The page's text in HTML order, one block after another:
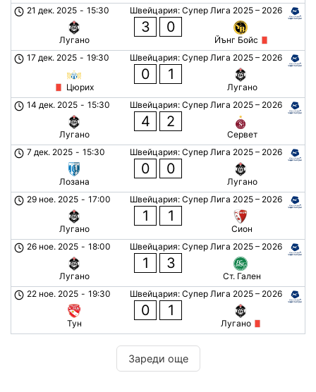
Швейцария: Супер Лига 2025 – 2026
21 дек. 2025 - 15:30
Лугано
3 0
Йънг Бойс
Швейцария: Супер Лига 2025 – 2026
17 дек. 2025 - 19:30
Цюрих
0 1
Лугано
Швейцария: Супер Лига 2025 – 2026
14 дек. 2025 - 15:30
Лугано
4 2
Сервет
Швейцария: Супер Лига 2025 – 2026
7 дек. 2025 - 15:30
Лозана
0 0
Лугано
Швейцария: Супер Лига 2025 – 2026
29 ное. 2025 - 17:00
Лугано
1 1
Сион
Швейцария: Супер Лига 2025 – 2026
26 ное. 2025 - 18:00
Лугано
1 3
Ст. Гален
Швейцария: Супер Лига 2025 – 2026
22 ное. 2025 - 19:30
Тун
0 1
Лугано
Зареди още